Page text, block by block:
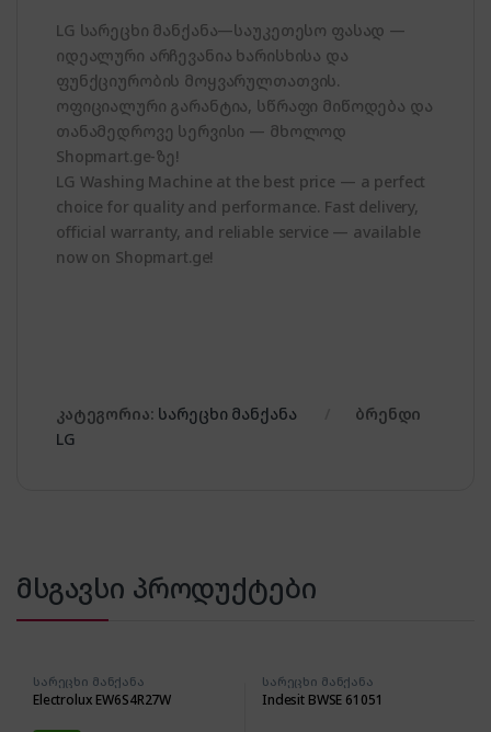
LG სარეცხი მანქანა—საუკეთესო ფასად —
იდეალური არჩევანია ხარისხისა და
ფუნქციურობის მოყვარულთათვის.
ოფიციალური გარანტია, სწრაფი მიწოდება და
თანამედროვე სერვისი — მხოლოდ
Shopmart.ge-ზე!
LG Washing Machine at the best price — a perfect
choice for quality and performance. Fast delivery,
official warranty, and reliable service — available
now on Shopmart.ge!
კატეგორია: სარეცხი მანქანა
ბრენდი
LG
მსგავსი პროდუქტები
სარეცხი მანქანა
Electrolux EW6S4R27W
სარეცხი მანქანა
Indesit BWSE 61051